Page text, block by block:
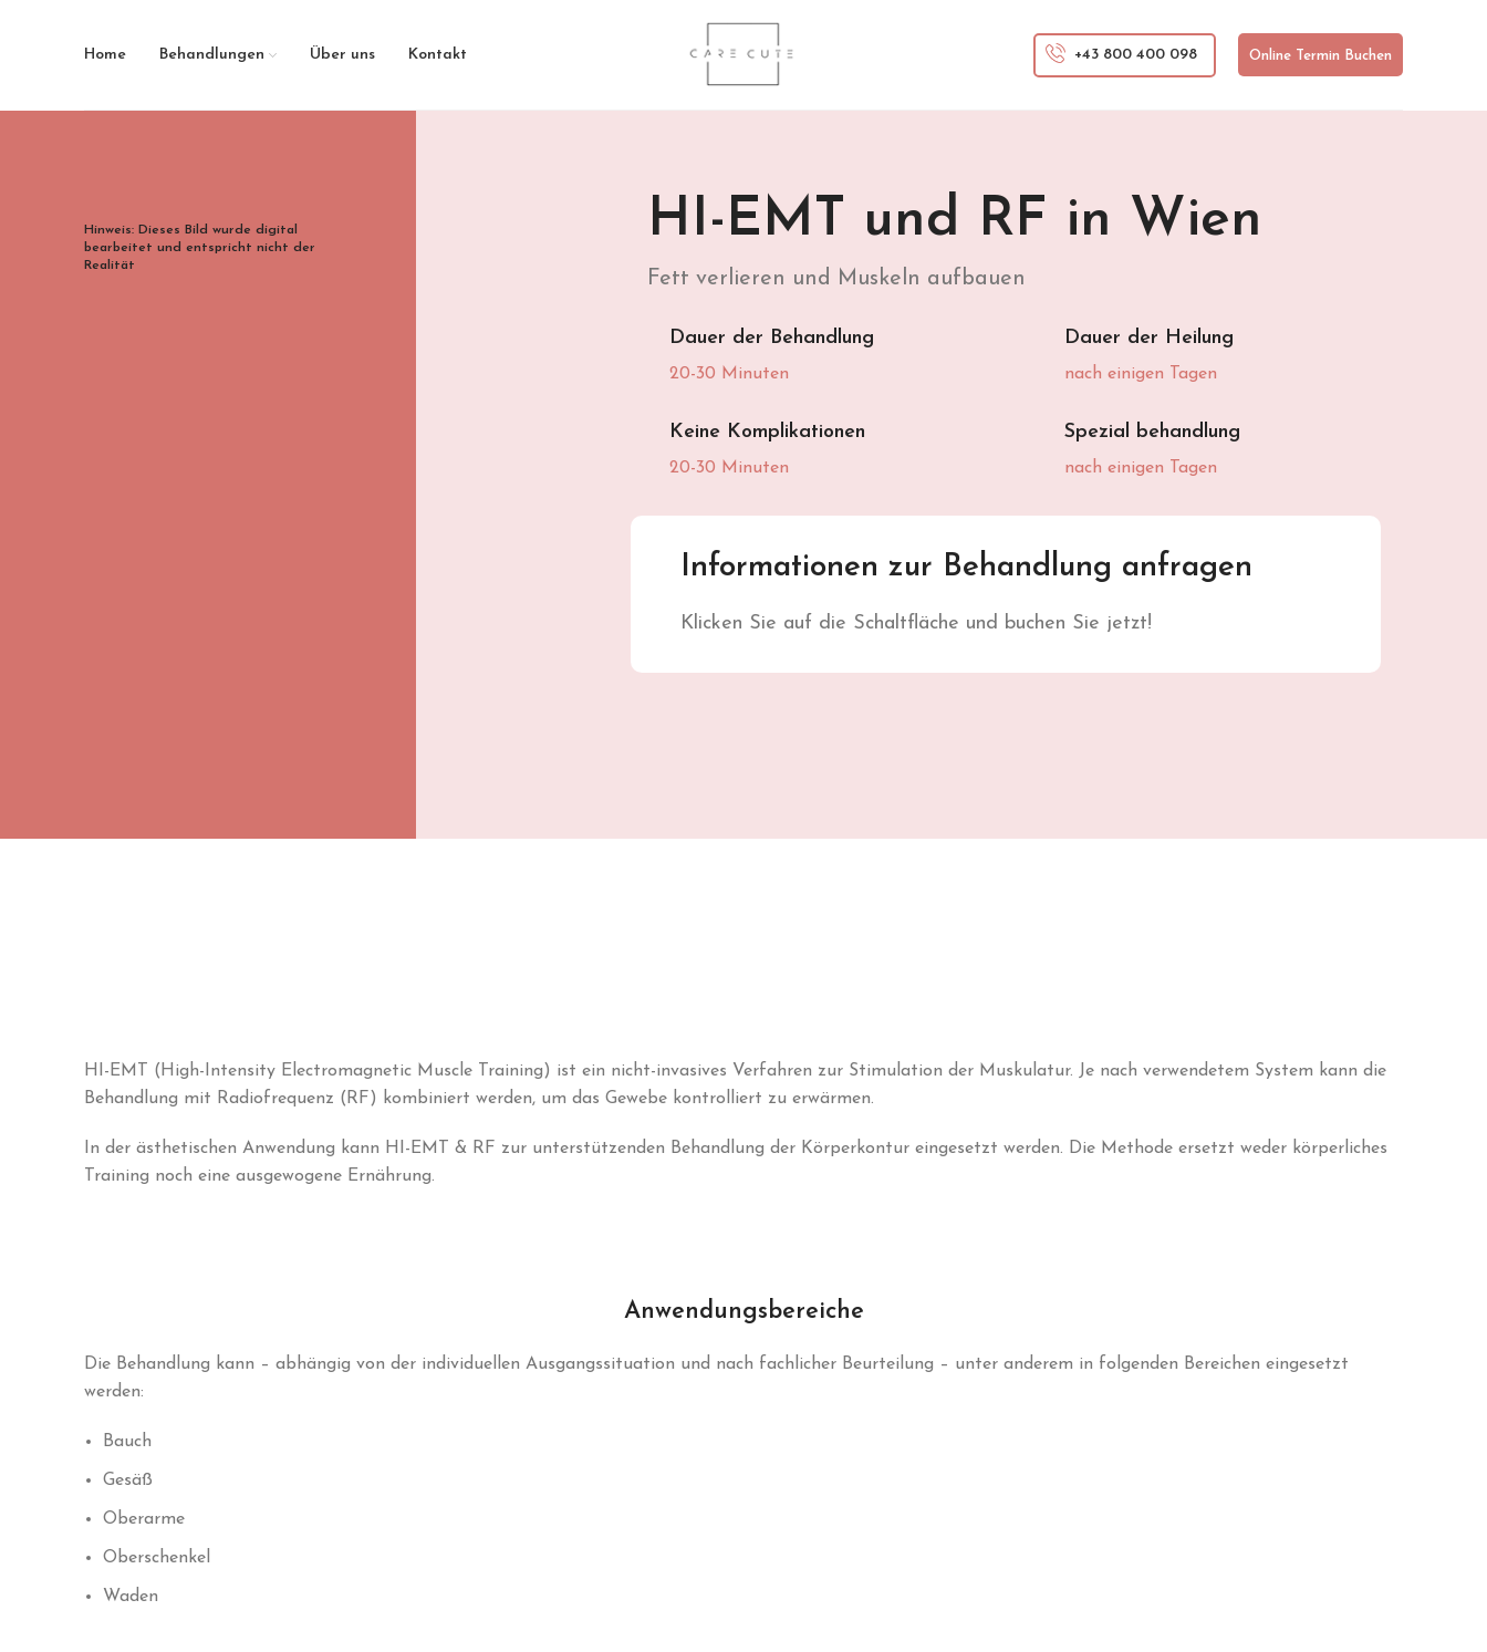
Home Behandlungen Über uns Kontakt +43 800 400 098 Online Termin Buchen
Hinweis: Dieses Bild wurde digital
bearbeitet und entspricht nicht der
Realität
HI-EMT und RF in Wien
Fett verlieren und Muskeln aufbauen
Dauer der Behandlung
20-30 Minuten
Dauer der Heilung
nach einigen Tagen
Keine Komplikationen
20-30 Minuten
Spezial behandlung
nach einigen Tagen
Informationen zur Behandlung anfragen
Klicken Sie auf die Schaltfläche und buchen Sie jetzt!
HI-EMT (High-Intensity Electromagnetic Muscle Training) ist ein nicht-invasives Verfahren zur Stimulation der Muskulatur. Je nach verwendetem System kann die
Behandlung mit Radiofrequenz (RF) kombiniert werden, um das Gewebe kontrolliert zu erwärmen.
In der ästhetischen Anwendung kann HI-EMT & RF zur unterstützenden Behandlung der Körperkontur eingesetzt werden. Die Methode ersetzt weder körperliches
Training noch eine ausgewogene Ernährung.
Anwendungsbereiche
Die Behandlung kann – abhängig von der individuellen Ausgangssituation und nach fachlicher Beurteilung – unter anderem in folgenden Bereichen eingesetzt
werden:
Bauch
Gesäß
Oberarme
Oberschenkel
Waden